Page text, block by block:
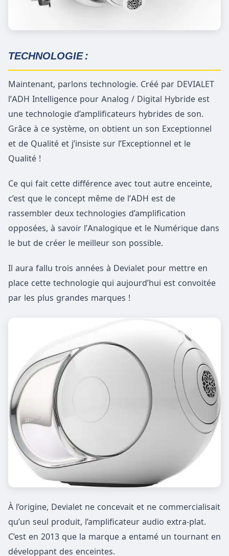
TECHNOLOGIE :
Maintenant, parlons technologie. Créé par DEVIALET
l’ADH Intelligence pour Analog / Digital Hybride est
une technologie d’amplificateurs hybrides de son.
Grâce à ce système, on obtient un son Exceptionnel
et de Qualité et j’insiste sur l’Exceptionnel et le
Qualité !
Ce qui fait cette différence avec tout autre enceinte,
c’est que le concept même de l’ADH est de
rassembler deux technologies d’amplification
opposées, à savoir l’Analogique et le Numérique dans
le but de créer le meilleur son possible.
Il aura fallu trois années à Devialet pour mettre en
place cette technologie qui aujourd’hui est convoitée
par les plus grandes marques !
À l’origine, Devialet ne concevait et ne commercialisait
qu’un seul produit, l’amplificateur audio extra-plat.
C’est en 2013 que la marque a entamé un tournant en
développant des enceintes.